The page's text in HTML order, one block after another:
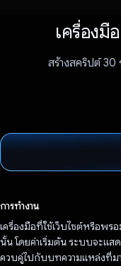
เครื่องมื
สร้างสคริปต์ 30
การทำงาน
เครื่องมือที่ใช้เว็บไซต์หรือพร
นั้น โดยค่าเริ่มต้น ระบบจะแ
ควบคู่ไปกับบทความแหล่งที่มา